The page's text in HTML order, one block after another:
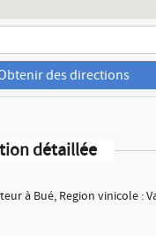
des directions
détaillée
à Bué, Region vinicole :